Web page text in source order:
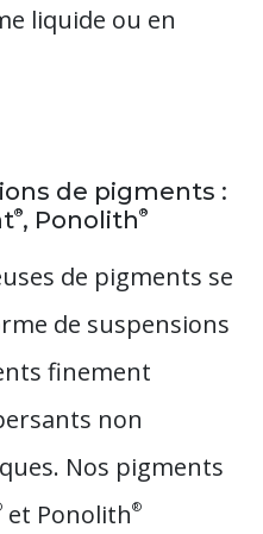
liquide ou en
de pigments :
®, Ponolith®
de pigments se
de suspensions
finement
non
Nos pigments
et Ponolith®